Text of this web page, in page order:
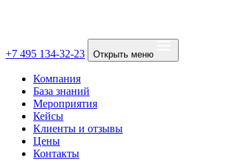
+7 495 134-32-23 Открыть меню
Компания
База знаний
Мероприятия
Кейсы
Клиенты и отзывы
Цены
Контакты